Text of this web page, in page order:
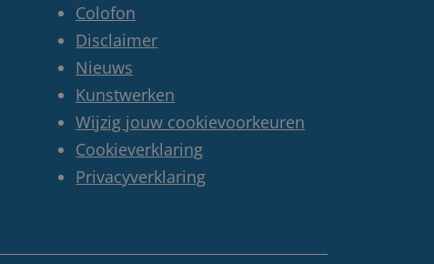
Colofon
Disclaimer
Nieuws
Kunstwerken
Wijzig jouw cookievoorkeuren
Cookieverklaring
Privacyverklaring